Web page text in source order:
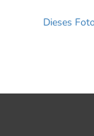
Dieses